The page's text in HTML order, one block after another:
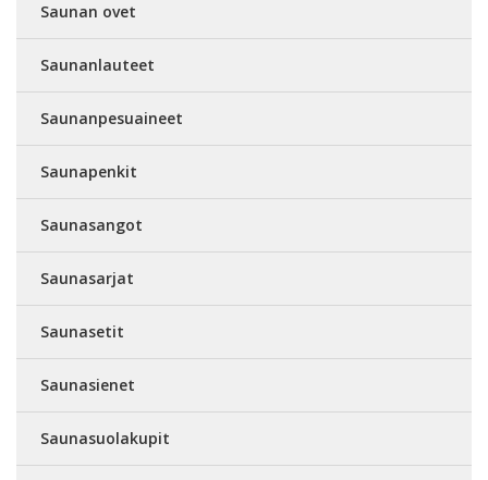
Saunan ovet
Saunanlauteet
Saunanpesuaineet
Saunapenkit
Saunasangot
Saunasarjat
Saunasetit
Saunasienet
Saunasuolakupit